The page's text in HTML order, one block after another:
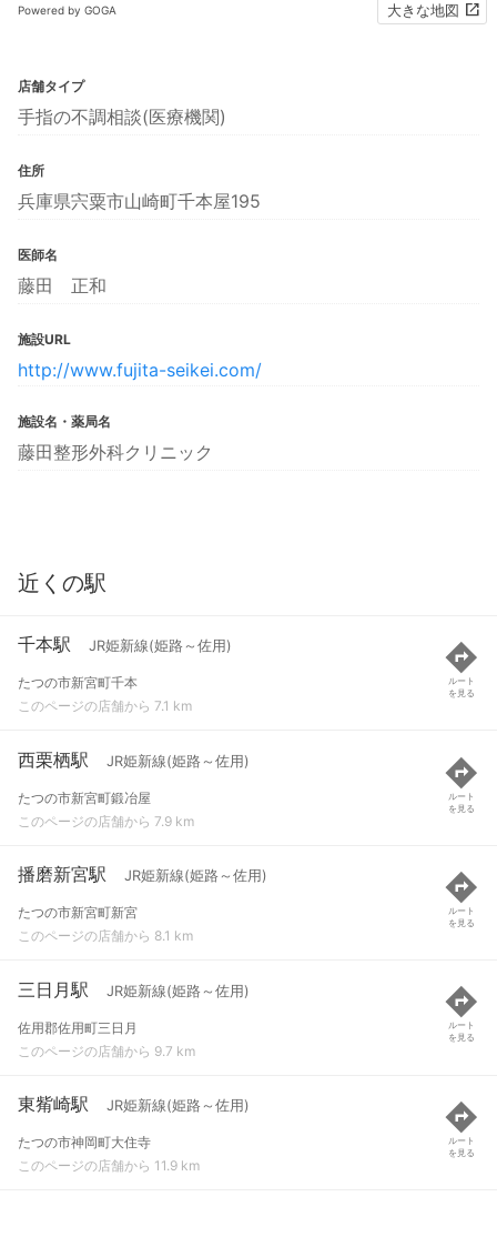
Powered by GOGA 大きな地図
店舗タイプ
手指の不調相談(医療機関)
住所
兵庫県宍粟市山崎町千本屋195
医師名
藤田 正和
施設URL
http://www.fujita-seikei.com/
施設名・薬局名
藤田整形外科クリニック
近くの駅
千本駅 JR姫新線(姫路～佐用)
たつの市新宮町千本
このページの店舗から 7.1 km
ルート
を見る
西栗栖駅 JR姫新線(姫路～佐用)
たつの市新宮町鍛冶屋
このページの店舗から 7.9 km
ルート
を見る
播磨新宮駅 JR姫新線(姫路～佐用)
たつの市新宮町新宮
このページの店舗から 8.1 km
ルート
を見る
三日月駅 JR姫新線(姫路～佐用)
佐用郡佐用町三日月
このページの店舗から 9.7 km
ルート
を見る
東觜崎駅 JR姫新線(姫路～佐用)
たつの市神岡町大住寺
このページの店舗から 11.9 km
ルート
を見る